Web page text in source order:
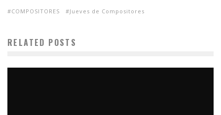
COMPOSITORES Jueves de Compositores
RELATED POSTS